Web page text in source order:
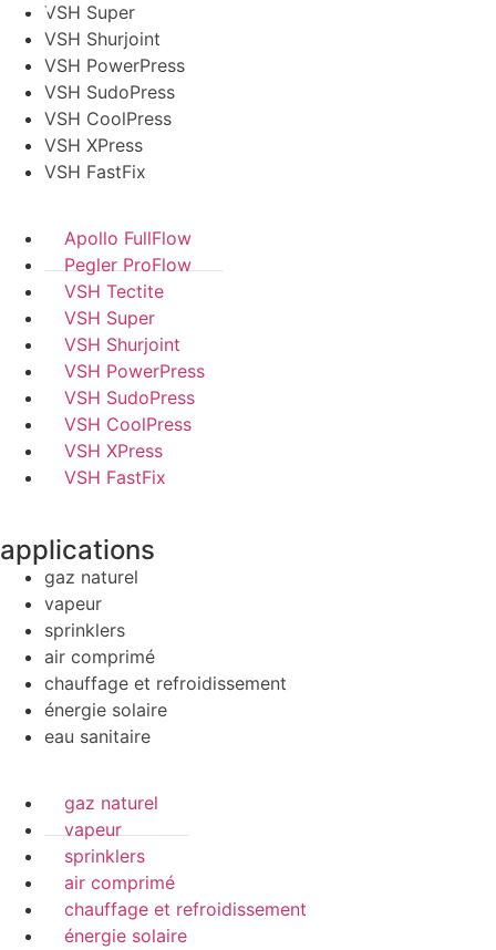
VSH Super
VSH Shurjoint
VSH PowerPress
VSH SudoPress
VSH CoolPress
VSH XPress
VSH FastFix
Apollo FullFlow
Pegler ProFlow
VSH Tectite
VSH Super
VSH Shurjoint
VSH PowerPress
VSH SudoPress
VSH CoolPress
VSH XPress
VSH FastFix
applications
gaz naturel
vapeur
sprinklers
air comprimé
chauffage et refroidissement
énergie solaire
eau sanitaire
gaz naturel
vapeur
sprinklers
air comprimé
chauffage et refroidissement
énergie solaire